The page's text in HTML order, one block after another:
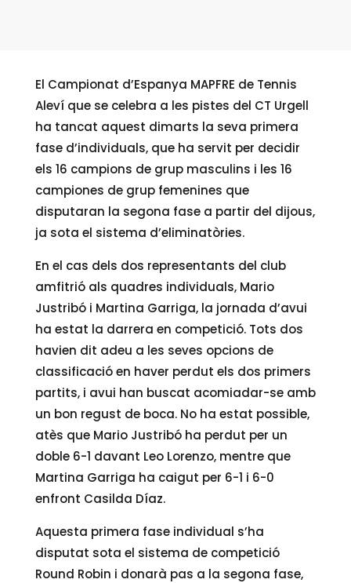
El Campionat d’Espanya MAPFRE de Tennis
Aleví que se celebra a les pistes del CT Urgell
ha tancat aquest dimarts la seva primera
fase d’individuals, que ha servit per decidir
els 16 campions de grup masculins i les 16
campiones de grup femenines que
disputaran la segona fase a partir del dijous,
ja sota el sistema d’eliminatòries.
En el cas dels dos representants del club
amfitrió als quadres individuals, Mario
Justribó i Martina Garriga, la jornada d’avui
ha estat la darrera en competició. Tots dos
havien dit adeu a les seves opcions de
classificació en haver perdut els dos primers
partits, i avui han buscat acomiadar-se amb
un bon regust de boca. No ha estat possible,
atès que Mario Justribó ha perdut per un
doble 6-1 davant Leo Lorenzo, mentre que
Martina Garriga ha caigut per 6-1 i 6-0
enfront Casilda Díaz.
Aquesta primera fase individual s’ha
disputat sota el sistema de competició
Round Robin i donarà pas a la segona fase,